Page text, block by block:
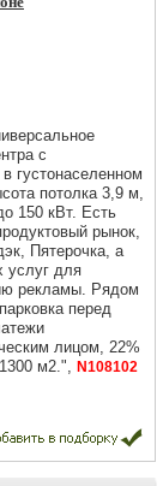
с
густонаселенном
потолка 3,9 м,
150 кВт. Есть
рынок,
Пятерочка, а
услуг для
рекламы. Рядом
перед
лицом, 22%
м2.", N108102